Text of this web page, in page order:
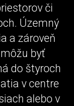
či
Územný
a zároveň
byť
do štyroch
v centre
alebo v